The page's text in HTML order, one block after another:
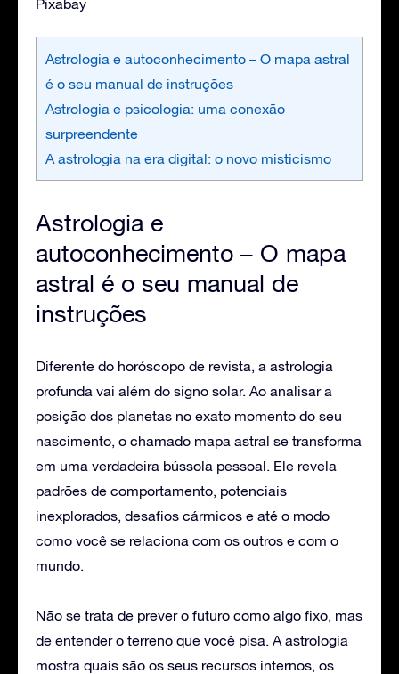
Pixabay
Astrologia e autoconhecimento – O mapa astral
é o seu manual de instruções
Astrologia e psicologia: uma conexão
surpreendente
A astrologia na era digital: o novo misticismo
Astrologia e
autoconhecimento – O mapa
astral é o seu manual de
instruções
Diferente do horóscopo de revista, a astrologia
profunda vai além do signo solar. Ao analisar a
posição dos planetas no exato momento do seu
nascimento, o chamado mapa astral se transforma
em uma verdadeira bússola pessoal. Ele revela
padrões de comportamento, potenciais
inexplorados, desafios cármicos e até o modo
como você se relaciona com os outros e com o
mundo.
Não se trata de prever o futuro como algo fixo, mas
de entender o terreno que você pisa. A astrologia
mostra quais são os seus recursos internos, os